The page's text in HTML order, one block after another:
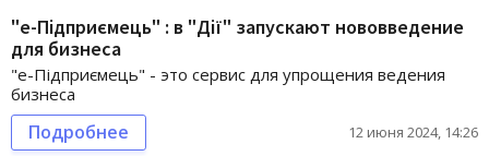
"е-Підприємець" : в "Дії" запускают нововведение
для бизнеса
"е-Підприємець" - это сервис для упрощения ведения
бизнеса
Подробнее 12 июня 2024, 14:26